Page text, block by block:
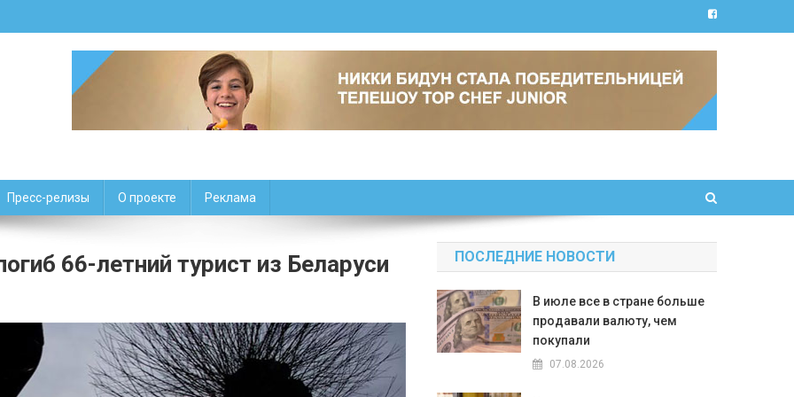
Пресс-релизы О проекте Реклама
66-летний турист из Беларуси ПОСЛЕДНИЕ НОВОСТИ
В июле все в стране больше
продавали валюту, чем
покупали
07.08.2026